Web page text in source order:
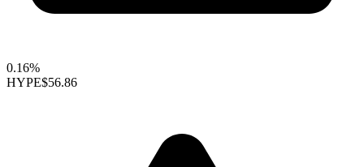
0.16%
HYPE$56.86